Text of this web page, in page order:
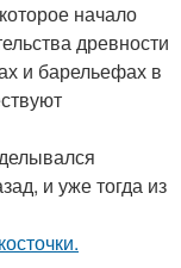
начало
древности
и барельефах в
и уже тогда из